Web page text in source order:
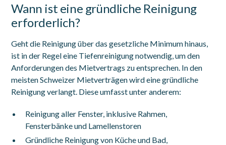
Wann ist eine gründliche Reinigung
erforderlich?
Geht die Reinigung über das gesetzliche Minimum hinaus,
ist in der Regel eine Tiefenreinigung notwendig, um den
Anforderungen des Mietvertrags zu entsprechen. In den
meisten Schweizer Mietverträgen wird eine gründliche
Reinigung verlangt. Diese umfasst unter anderem:
Reinigung aller Fenster, inklusive Rahmen,
Fensterbänke und Lamellenstoren
Gründliche Reinigung von Küche und Bad,